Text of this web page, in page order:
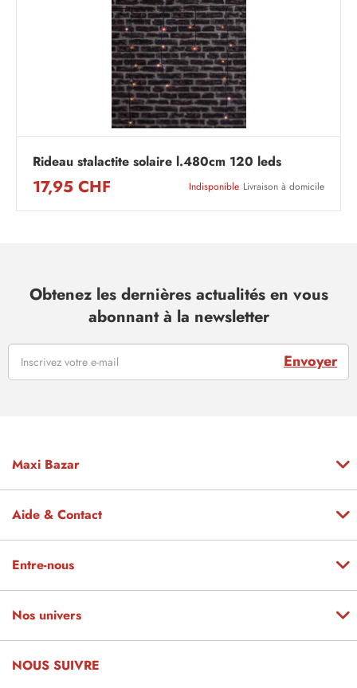
Rideau stalactite solaire l.480cm 120 leds
17,95 CHF Indisponible Livraison à domicile
Obtenez les dernières actualités en vous
abonnant à la newsletter
Envoyer
Maxi Bazar
Aide & Contact
Entre-nous
Nos univers
NOUS SUIVRE